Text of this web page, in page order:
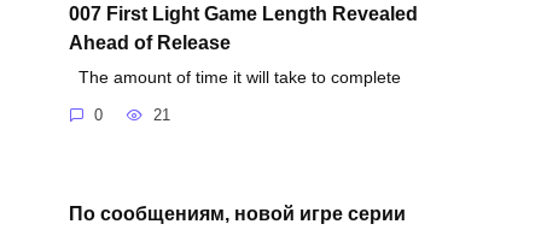
007 First Light Game Length Revealed
Ahead of Release
The amount of time it will take to complete
0 21
По сообщениям, новой игре серии